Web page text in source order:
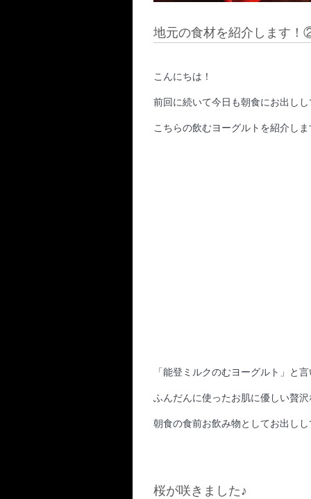
地元の食材を紹介します！
こんにちは！
前回に続いて今日も朝食にお出し
こちらの飲むヨーグルトを紹介しま
「能登ミルクのむヨーグルト」と
ふんだんに使ったお肌に優しい贅
朝食の食前お飲み物としてお出し
桜が咲きました♪